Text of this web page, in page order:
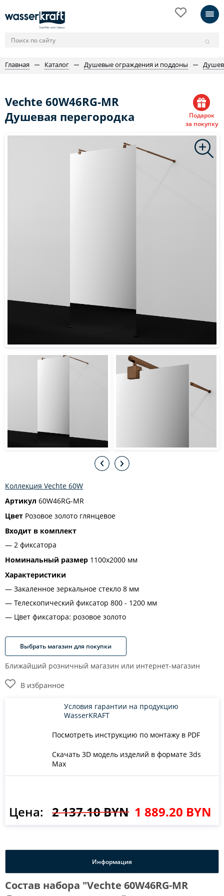
Главная Каталог Душевые ограждения и поддоны
Vechte 60W46RG-MR
Душевая перегородка
Подарок
за покупку
Коллекция Vechte 60W
Артикул 60W46RG-MR
Цвет Розовое золото глянцевое
Входит в комплект
2 фиксатора
Номинальный размер 1100x2000 мм
Характеристики
Закаленное зеркальное стекло 8 мм
Телескопический фиксатор 800 - 1200 мм
Цвет фиксатора: розовое золото
Выбрать магазин для покупки
Ближайший розничный магазин или интернет-магазин
В избранное
Посмотреть инструкцию по монтажу в PDF
Скачать 3D модель изделий в формате 3ds
Max
Условия гарантии на продукцию
WasserKRAFT
Цена: 2 137.10 BYN 1 889.20 BYN
Информация
Состав набора "Vechte 60W46RG-MR